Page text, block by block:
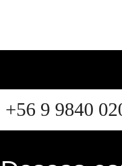
+56 9 9840